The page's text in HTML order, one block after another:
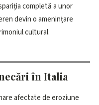
completă a unor
devin o amenințare
cultural.
în Italia
afectate de eroziune